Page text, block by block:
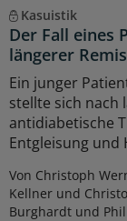
Kasuistik
Der Fall eines
längerer
Ein junger
stellte sich nach
antidiabetische
Entgleisung und
Von Christoph
Kellner und
Burghardt und